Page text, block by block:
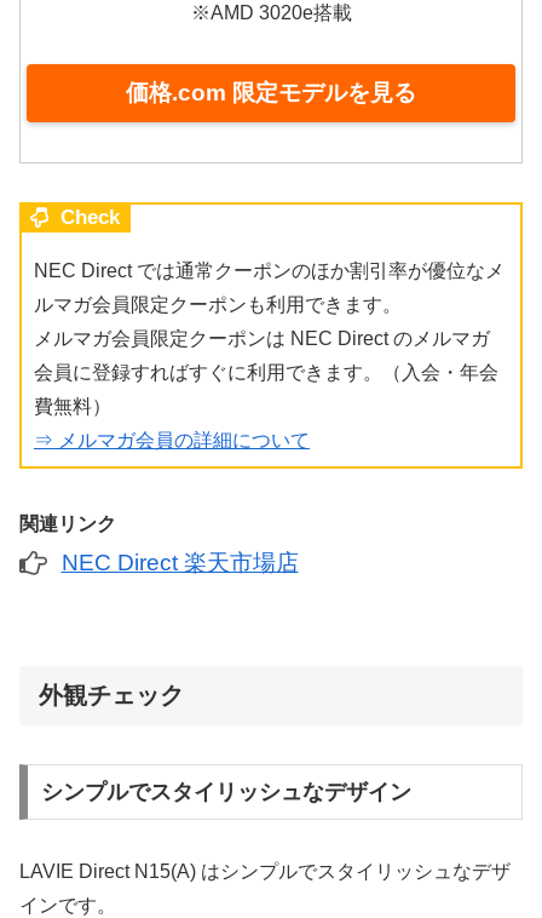
※AMD 3020e搭載
価格.com 限定モデルを見る
Check
NEC Direct では通常クーポンのほか割引率が優位なメ
ルマガ会員限定クーポンも利用できます。
メルマガ会員限定クーポンは NEC Direct のメルマガ
会員に登録すればすぐに利用できます。（入会・年会
費無料）
⇒ メルマガ会員の詳細について
関連リンク
NEC Direct 楽天市場店
外観チェック
シンプルでスタイリッシュなデザイン
LAVIE Direct N15(A) はシンプルでスタイリッシュなデザ
インです。